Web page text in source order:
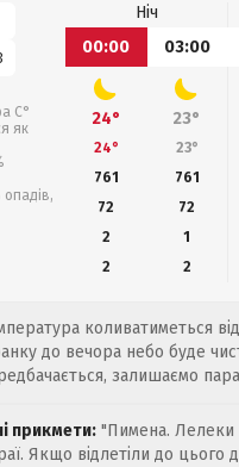
С°
як
опадів,
Ніч
00:00
03:00
24° 23°
24° 23°
761
761
72
72
2
1
2
2
коливатиметься
до вечора небо буде
залишаємо
прикмети: "Пимена. Лелеки
Якщо відлетіли до цього